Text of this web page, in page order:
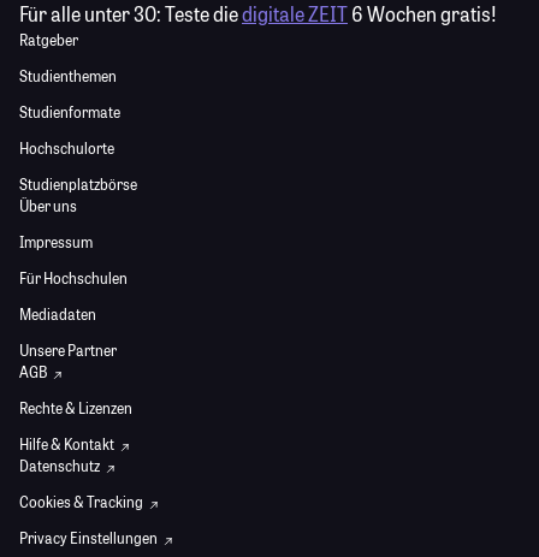
Für alle unter 30:Teste diedigitale ZEIT6 Wochen gratis!
Ratgeber
Studienthemen
Studienformate
Hochschulorte
Studienplatzbörse
Über uns
Impressum
Für Hochschulen
Mediadaten
Unsere Partner
AGB
Rechte & Lizenzen
Hilfe & Kontakt
Datenschutz
Cookies & Tracking
Privacy Einstellungen